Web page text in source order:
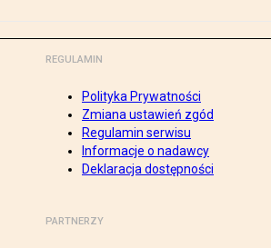
REGULAMIN
Polityka Prywatności
Zmiana ustawień zgód
Regulamin serwisu
Informacje o nadawcy
Deklaracja dostępności
PARTNERZY